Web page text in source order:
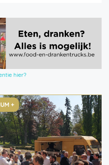
hier?
+